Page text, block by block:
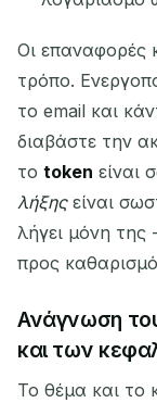
Οι επαναφορές
τρόπο.
το email και
διαβάστε την
το token είναι
λήξηςείναι
λήγει μόνη
προς
Ανάγνωση
και των
Το θέμα και το